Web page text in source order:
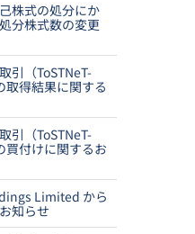
株式の処分にか
分株式数の変更
引（ToSTNeT-
取得結果に関する
引（ToSTNeT-
買付けに関するお
Limited から
知らせ